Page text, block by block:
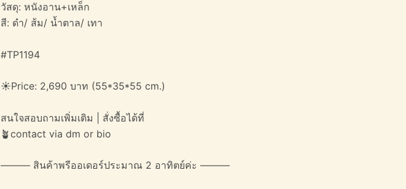
วัสดุ: หนังอาน+เหล็ก
สี: ดำ/ ส้ม/ น้ำตาล/ เทา
#TP1194
☀️Price: 2,690 บาท (55*35*55 cm.)
สนใจสอบถามเพิ่มเติม | สั่งซื้อได้ที่
🪴contact via dm or bio
——— สินค้าพรีออเดอร์ประมาณ 2 อาทิตย์ค่ะ ———